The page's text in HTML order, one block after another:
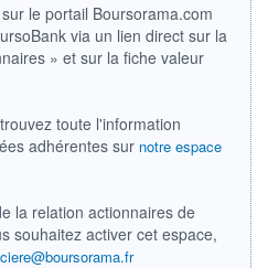
DERNIER
DIVIDENDE
-
PORTEFEUILLE + LISTE
le portail Boursorama.com
via un lien direct sur la
» et sur la fiche valeur
toute l'information
adhérentes sur notre espace
la relation actionnaires de
souhaitez activer cet espace,